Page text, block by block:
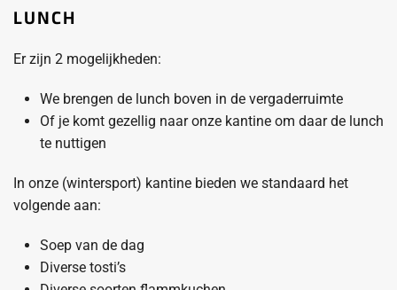
LUNCH
Er zijn 2 mogelijkheden:
We brengen de lunch boven in de vergaderruimte
Of je komt gezellig naar onze kantine om daar de lunch
te nuttigen
In onze (wintersport) kantine bieden we standaard het
volgende aan:
Soep van de dag
Diverse tosti’s